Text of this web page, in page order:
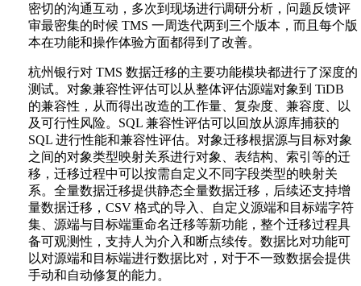
密切的沟通互动，多次到现场进行调研分析，问题反馈评
审最密集的时候 TMS 一周迭代两到三个版本，而且每个版
本在功能和操作体验方面都得到了改善。
杭州银行对 TMS 数据迁移的主要功能模块都进行了深度的
测试。对象兼容性评估可以从整体评估源端对象到 TiDB
的兼容性，从而得出改造的工作量、复杂度、兼容度、以
及可行性风险。SQL 兼容性评估可以回放从源库捕获的
SQL 进行性能和兼容性评估。对象迁移根据源与目标对象
之间的对象类型映射关系进行对象、表结构、索引等的迁
移，迁移过程中可以按需自定义不同字段类型的映射关
系。全量数据迁移提供静态全量数据迁移，后续还支持增
量数据迁移，CSV 格式的导入、自定义源端和目标端字符
集、源端与目标端重命名迁移等新功能，整个迁移过程具
备可观测性，支持人为介入和断点续传。数据比对功能可
以对源端和目标端进行数据比对，对于不一致数据会提供
手动和自动修复的能力。